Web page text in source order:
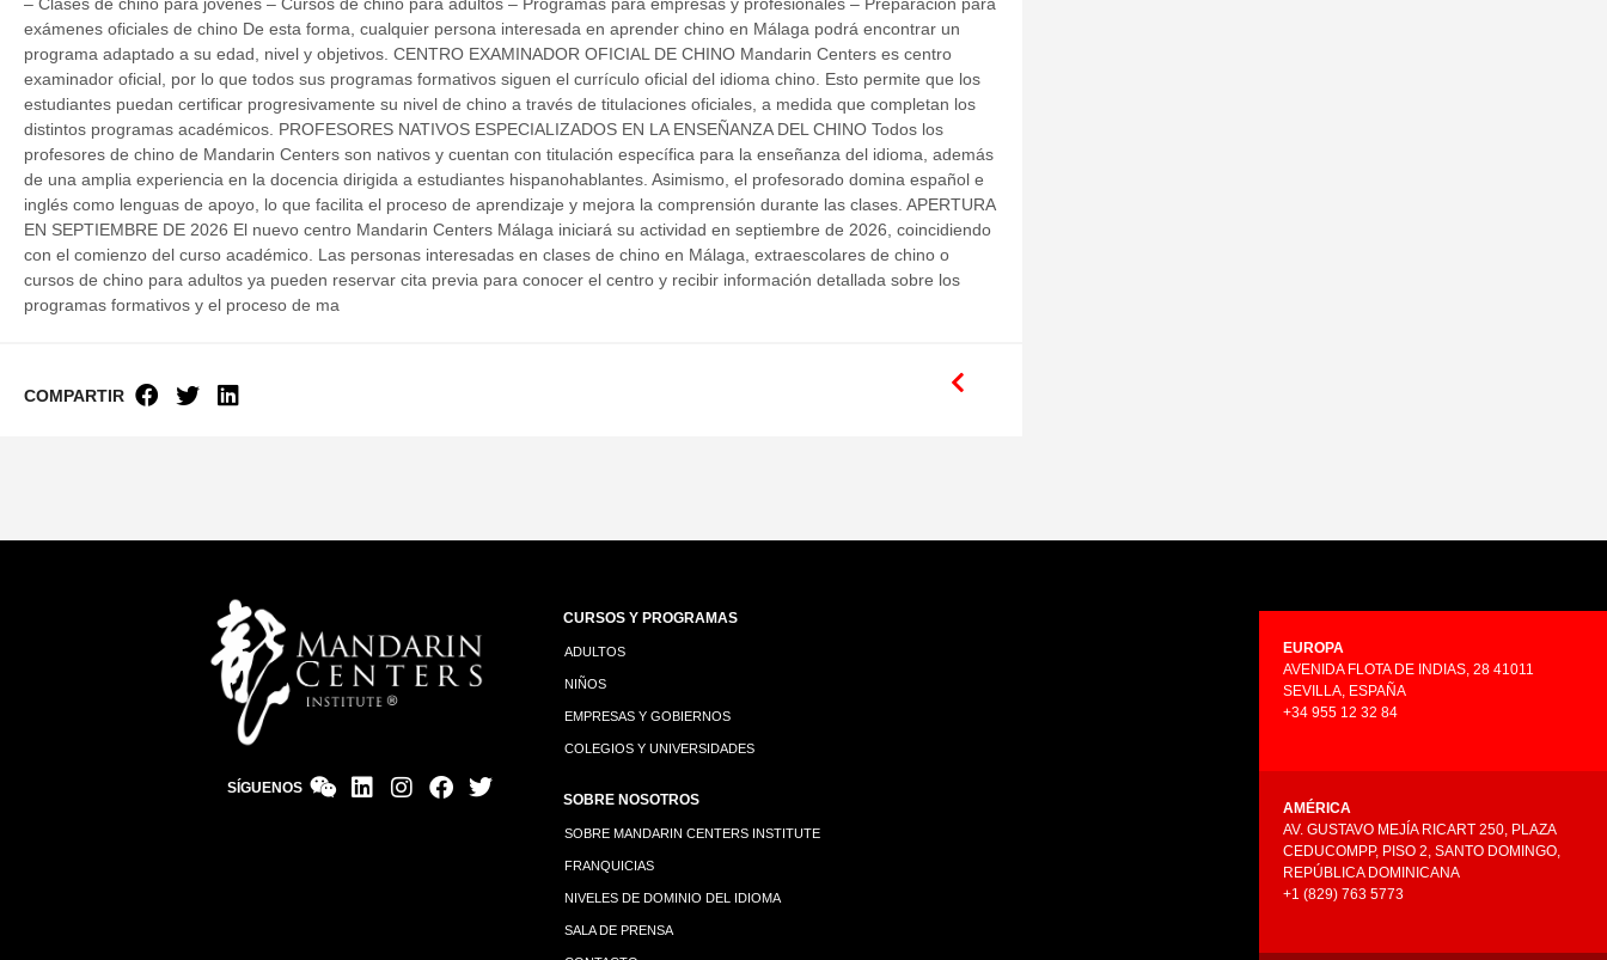
exámenes oficiales de chino De esta forma, cualquier persona interesada en aprender chino en Málaga podrá encontrar un
programa adaptado a su edad, nivel y objetivos. CENTRO EXAMINADOR OFICIAL DE CHINO Mandarin Centers es centro
examinador oficial, por lo que todos sus programas formativos siguen el currículo oficial del idioma chino. Esto permite que los
estudiantes puedan certificar progresivamente su nivel de chino a través de titulaciones oficiales, a medida que completan los
distintos programas académicos. PROFESORES NATIVOS ESPECIALIZADOS EN LA ENSEÑANZA DEL CHINO Todos los
profesores de chino de Mandarin Centers son nativos y cuentan con titulación específica para la enseñanza del idioma, además
de una amplia experiencia en la docencia dirigida a estudiantes hispanohablantes. Asimismo, el profesorado domina español e
inglés como lenguas de apoyo, lo que facilita el proceso de aprendizaje y mejora la comprensión durante las clases. APERTURA
EN SEPTIEMBRE DE 2026 El nuevo centro Mandarin Centers Málaga iniciará su actividad en septiembre de 2026, coincidiendo
con el comienzo del curso académico. Las personas interesadas en clases de chino en Málaga, extraescolares de chino o
cursos de chino para adultos ya pueden reservar cita previa para conocer el centro y recibir información detallada sobre los
programas formativos y el proceso de ma
COMPARTIR
SÍGUENOS
CURSOS Y PROGRAMAS
ADULTOS
NIÑOS
EMPRESAS Y GOBIERNOS
COLEGIOS Y UNIVERSIDADES
SOBRE NOSOTROS
SOBRE MANDARIN CENTERS INSTITUTE
FRANQUICIAS
NIVELES DE DOMINIO DEL IDIOMA
SALA DE PRENSA
EUROPA
AVENIDA FLOTA DE INDIAS, 28 41011
SEVILLA, ESPAÑA
+34 955 12 32 84
AMÉRICA
AV. GUSTAVO MEJÍA RICART 250, PLAZA
CEDUCOMPP, PISO 2, SANTO DOMINGO,
REPÚBLICA DOMINICANA
+1 (829) 763 5773